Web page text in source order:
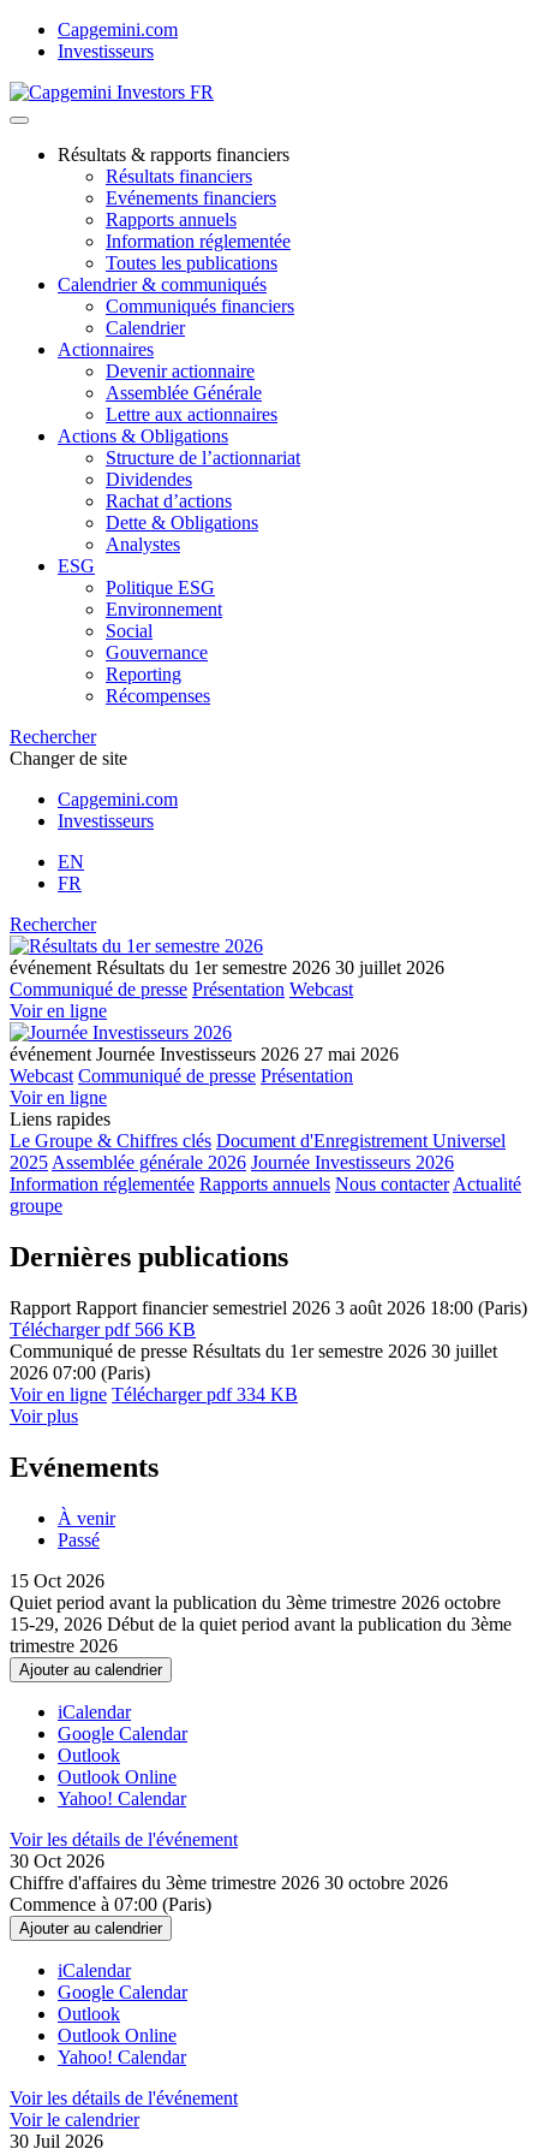
Skip
Capgemini.com
Investisseurs
Résultats & rapports financiers
Résultats financiers
Evénements financiers
Rapports annuels
Information réglementée
Toutes les publications
Calendrier & communiqués
Communiqués financiers
Calendrier
Actionnaires
Devenir actionnaire
Assemblée Générale
Lettre aux actionnaires
Actions & Obligations
Structure de l’actionnariat
Dividendes
Rachat d’actions
Dette & Obligations
Analystes
ESG
Politique ESG
Environnement
Social
Gouvernance
Reporting
Récompenses
Rechercher
Changer de site
Capgemini.com
Investisseurs
EN
FR
Rechercher
événement Résultats du 1er semestre 2026 30 juillet 2026
Communiqué de presse Présentation Webcast
Voir en ligne
événement Journée Investisseurs 2026 27 mai 2026
Webcast Communiqué de presse Présentation
Voir en ligne
Liens rapides
Le Groupe & Chiffres clés Document d'Enregistrement Universel
2025 Assemblée générale 2026 Journée Investisseurs 2026
Information réglementée Rapports annuels Nous contacter Actualité
groupe
Dernières publications
Rapport Rapport financier semestriel 2026 3 août 2026 18:00 (Paris)
Téléchargerpdf 566 KB
Communiqué de presse Résultats du 1er semestre 2026 30 juillet
2026 07:00 (Paris)
Voir en ligne Téléchargerpdf 334 KB
Voir plus
Evénements
À venir
Passé
15 Oct 2026
Quiet period avant la publication du 3ème trimestre 2026 octobre
15-29, 2026 Début de la quiet period avant la publication du 3ème
trimestre 2026
Ajouter au calendrier
iCalendar
Google Calendar
Outlook
Outlook Online
Yahoo! Calendar
Voir les détails de l'événement
30 Oct 2026
Chiffre d'affaires du 3ème trimestre 2026 30 octobre 2026
Commence à 07:00 (Paris)
Ajouter au calendrier
iCalendar
Google Calendar
Outlook
Outlook Online
Yahoo! Calendar
Voir les détails de l'événement
Voir le calendrier
30 Juil 2026